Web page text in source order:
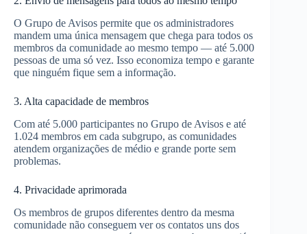
O Grupo de Avisos permite que os administradores
mandem uma única mensagem que chega para todos os
membros da comunidade ao mesmo tempo — até 5.000
pessoas de uma só vez. Isso economiza tempo e garante
que ninguém fique sem a informação.
3. Alta capacidade de membros
Com até 5.000 participantes no Grupo de Avisos e até
1.024 membros em cada subgrupo, as comunidades
atendem organizações de médio e grande porte sem
problemas.
4. Privacidade aprimorada
Os membros de grupos diferentes dentro da mesma
comunidade não conseguem ver os contatos uns dos